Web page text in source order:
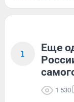
1
Еще
1 530